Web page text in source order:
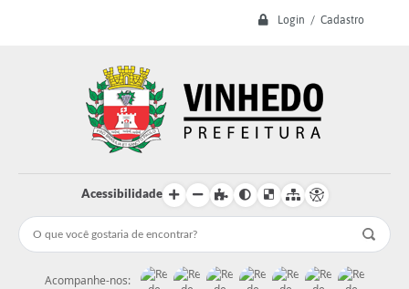
Login / Cadastro
Acessibilidade
Acompanhe-nos: